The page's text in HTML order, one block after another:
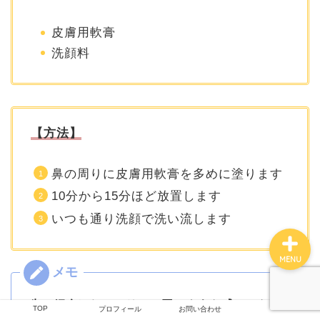
皮膚用軟膏
洗顔料
【方法】
鼻の周りに皮膚用軟膏を多めに塗ります
10分から15分ほど放置します
いつも通り洗顔で洗い流します
先に紹介したワセリンと同じような感じになり
TOP プロフィール お問い合わせ
MENU
プロフィール